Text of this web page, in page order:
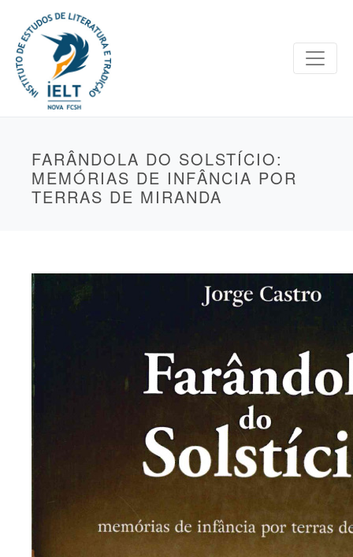
FARÂNDOLA DO SOLSTÍCIO:
MEMÓRIAS DE INFÂNCIA POR
TERRAS DE MIRANDA